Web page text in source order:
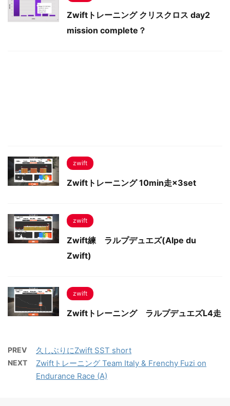
Zwiftトレーニング クリスクロス day2
mission complete？
zwift
Zwiftトレーニング 10min走×3set
zwift
Zwift練 ラルプデュエズ(Alpe du
Zwift)
zwift
Zwiftトレーニング ラルプデュエズL4走
PREV 久しぶりにZwift SST short
NEXT
Zwiftトレーニング Team Italy & Frenchy Fuzi on
Endurance Race (A)